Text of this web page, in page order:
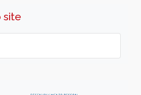
site